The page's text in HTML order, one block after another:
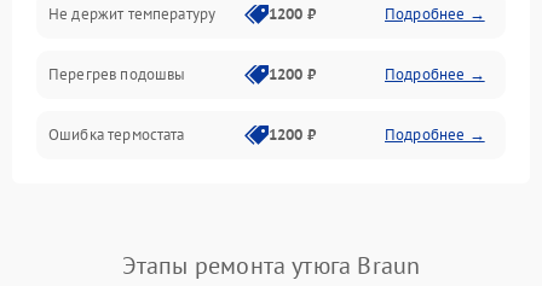
Не держит температуру 1200 ₽ Подробнее →
Перегрев подошвы 1200 ₽ Подробнее →
Ошибка термостата 1200 ₽ Подробнее →
Этапы ремонта утюга Braun